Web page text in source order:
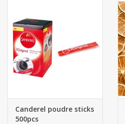
Canderel poudre sticks
500pcs